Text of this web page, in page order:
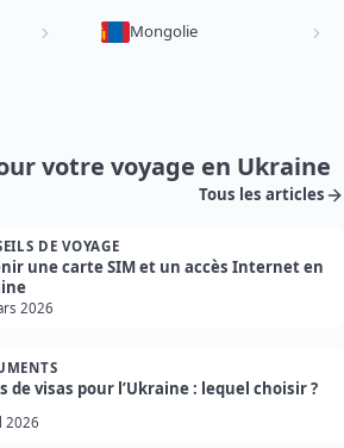
Mongolie
votre voyage en Ukraine
Tous les articles
DE VOYAGE
une carte SIM et un accès Internet en
2026
de visas pour l’Ukraine : lequel choisir ?
2026